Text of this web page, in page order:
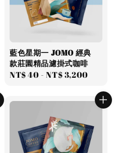
藍色星期一 JOMO 經典
款莊園精品濾掛式咖啡
Regular
NT$ 40 -NT$ 3,200